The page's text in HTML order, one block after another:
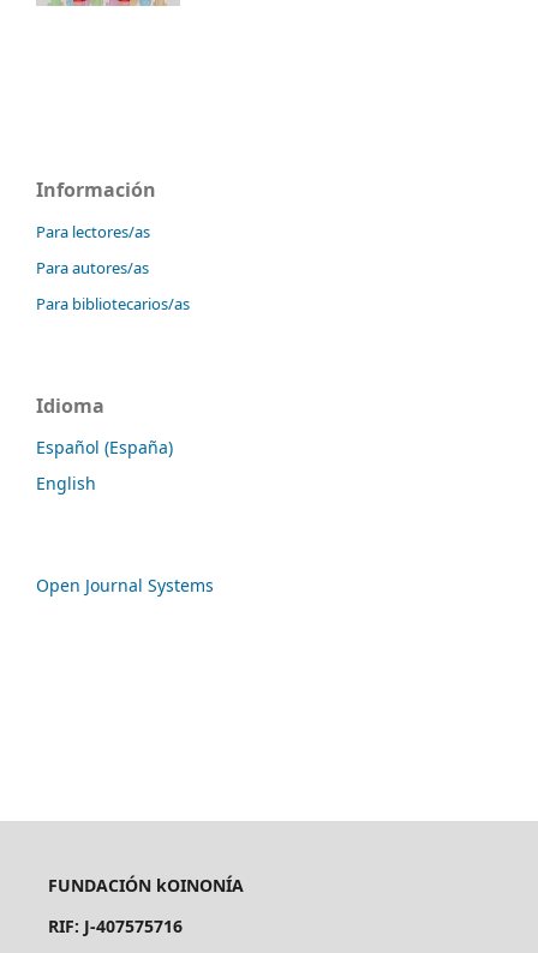
Información
Para lectores/as
Para autores/as
Para bibliotecarios/as
Idioma
Español (España)
English
Open Journal Systems
FUNDACIÓN kOINONÍA
RIF: J-407575716